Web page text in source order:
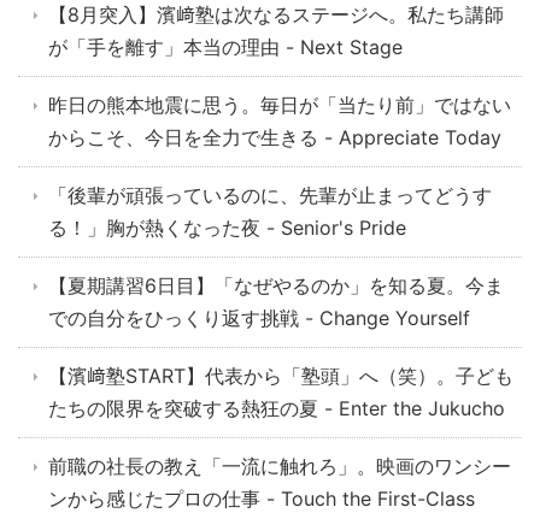
【8月突入】濱﨑塾は次なるステージへ。私たち講師
が「手を離す」本当の理由 - Next Stage
昨日の熊本地震に思う。毎日が「当たり前」ではない
からこそ、今日を全力で生きる - Appreciate Today
「後輩が頑張っているのに、先輩が止まってどうす
る！」胸が熱くなった夜 - Senior's Pride
【夏期講習6日目】「なぜやるのか」を知る夏。今ま
での自分をひっくり返す挑戦 - Change Yourself
【濱﨑塾START】代表から「塾頭」へ（笑）。子ども
たちの限界を突破する熱狂の夏 - Enter the Jukucho
前職の社長の教え「一流に触れろ」。映画のワンシー
ンから感じたプロの仕事 - Touch the First-Class